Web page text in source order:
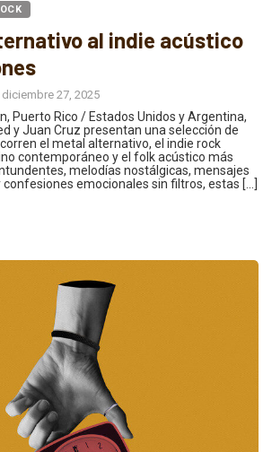
al indie acústico
diciembre 27, 2025
Puerto Rico / Estados Unidos y Argentina,
y Juan Cruz presentan una selección de
el metal alternativo, el indie rock
contemporáneo y el folk acústico más
melodías nostálgicas, mensajes
emocionales sin filtros, estas […]